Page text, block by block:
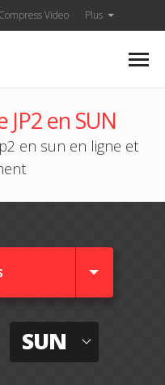
Compress Video Plus
en SUN
en sun en ligne et
SUN